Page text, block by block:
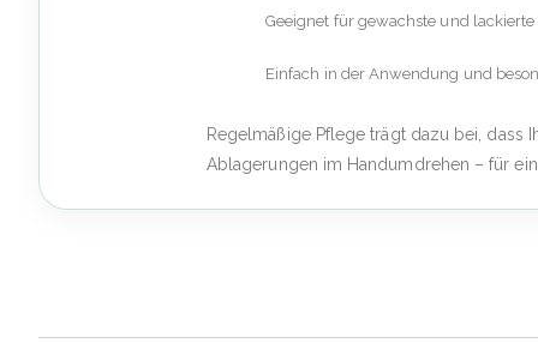
Geeignet für gewachste und lackierte
Einfach in der Anwendung und
Regelmäßige Pflege trägt dazu bei, dass
Ablagerungen im Handumdrehen – für